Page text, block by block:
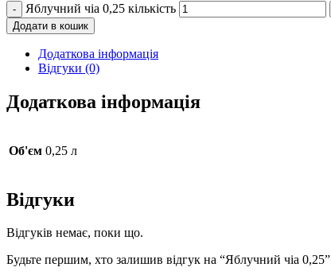
- Яблучний чіа 0,25 кількість
Додати в кошик
Додаткова інформація
Відгуки (0)
Додаткова інформація
Об'єм 0,25 л
Відгуки
Відгуків немає, поки що.
Будьте першим, хто залишив відгук на “Яблучний чіа 0,25”